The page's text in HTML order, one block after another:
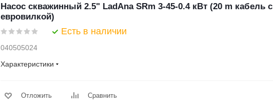
Насос скважинный 2.5" LadAna SRm 3-45-0.4 кВт (20 m кабель с
евровилкой)
Есть в наличии
040505024
Характеристики
Отложить Сравнить